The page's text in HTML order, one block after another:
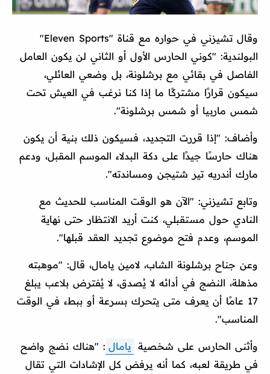
وقال تشيزني في حواره مع قناة "Eleven Sports"
البولندية: "كوني الحارس الأول أو الثاني لن يكون العامل
الفاصل في بقائي مع برشلونة، بل وضعي العائلي،
سيكون قرارًا مشتركًا ما إذا كنا نرغب في العيش تحت
شمس ماربيا أو شمس برشلونة".
وأضاف: "إذا قررت التجديد، فسيكون ذلك بنية أن يكون
هناك حارسًا جيدًا على دكة البدلاء الموسم المقبل، ودعم
مارك أندريه تير شتيجن ومساندته".
وتابع تشيزني: "الآن هو الوقت المناسب للحديث مع
النادي حول مستقبلي، كنت أريد الانتظار حتى نهاية
الموسم، وعدم فتح موضوع تجديد العقد قبلها".
وعن جناح برشلونة الشاب، لامين يامال، قال: "موهبته
مذهلة، النضج في أدائه لا يُصدق، لا يُفترض بلاعب يبلغ
17 عامًا أن يعرف متى يتحرك بسرعة أو ببطء في الوقت
المناسب".
وأثنى الحارس على شخصية يامال : "هناك نضج واضح
في طريقة لعبه، كما أنه يرفض كل الإشادات التي تقال